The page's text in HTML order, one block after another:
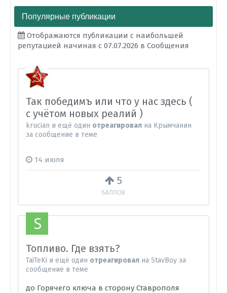
Популярные публикации
Отображаются публикации с наибольшей
репутацией начиная с 07.07.2026 в Сообщения
5
БАЛЛОВ
Так победимъ или что у нас здесь (
с учётом новых реалий )
krucian и ещё один отреагировал на Крымчанин
за сообщение в теме
14 июля
Топливо. Где взять?
TaiTeKi и ещё один отреагировал на StavBoy за
сообщение в теме
до Горячего ключа в сторону Ставрополя